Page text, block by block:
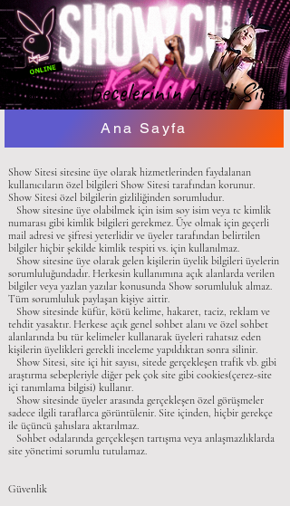
Soğuk Kış Gecelerinin Ateşli Sitesi
Soğuk Kış Gecelerinin Ateşli Sitesi
Ana Sayfa
Show Sitesi sitesine üye olarak hizmetlerinden faydalanan
kullanıcıların özel bilgileri Show Sitesi tarafından korunur.
Show Sitesi özel bilgilerin gizliliğinden sorumludur.
Show sitesine üye olabilmek için isim soy isim veya tc kimlik
numarası gibi kimlik bilgileri gerekmez. Üye olmak için geçerli
mail adresi ve şifresi yeterlidir ve üyeler tarafından belirtilen
bilgiler hiçbir şekilde kimlik tespiti vs. için kullanılmaz.
Show sitesine üye olarak gelen kişilerin üyelik bilgileri üyelerin
sorumluluğundadır. Herkesin kullanımına açık alanlarda verilen
bilgiler veya yazlan yazılar konusunda Show sorumluluk almaz.
Tüm sorumluluk paylaşan kişiye aittir.
Show sitesinde küfür, kötü kelime, hakaret, taciz, reklam ve
tehdit yasaktır. Herkese açık genel sohbet alanı ve özel sohbet
alanlarında bu tür kelimeler kullanarak üyeleri rahatsız eden
kişilerin üyelikleri gerekli inceleme yapıldıktan sonra silinir.
Show Sitesi, site içi hit sayısı, sitede gerçekleşen trafik vb. gibi
araştırma sebepleriyle diğer pek çok site gibi cookies(çerez-site
içi tanımlama bilgisi) kullanır.
Show sitesinde üyeler arasında gerçekleşen özel görüşmeler
sadece ilgili taraflarca görüntülenir. Site içinden, hiçbir gerekçe
ile üçüncü şahıslara aktarılmaz.
Sohbet odalarında gerçekleşen tartışma veya anlaşmazlıklarda
site yönetimi sorumlu tutulamaz.
Güvenlik